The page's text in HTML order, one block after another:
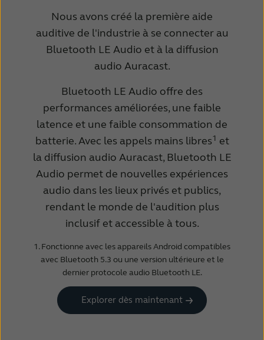
Nous avons créé la première aide
auditive de l'industrie à se connecter au
Bluetooth LE Audio et à la diffusion
audio Auracast.
Bluetooth LE Audio offre des
performances améliorées, une faible
latence et une faible consommation de
batterie. Avec les appels mains libres1 et
la diffusion audio Auracast, Bluetooth LE
Audio permet de nouvelles expériences
audio dans les lieux privés et publics,
rendant le monde de l'audition plus
inclusif et accessible à tous.
1. Fonctionne avec les appareils Android compatibles
avec Bluetooth 5.3 ou une version ultérieure et le
dernier protocole audio Bluetooth LE.
Explorer dès maintenant